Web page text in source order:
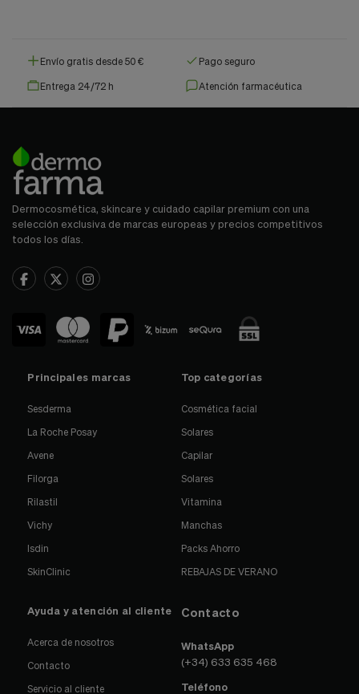
Envío gratis desde 50 € Pago seguro
Entrega 24/72 h Atención farmacéutica
Dermocosmética, skincare y cuidado capilar premium con una
selección exclusiva de marcas europeas y precios competitivos
todos los días.
Principales marcas
Sesderma
La Roche Posay
Avene
Filorga
Rilastil
Vichy
Isdin
SkinClinic
Top categorías
Cosmética facial
Solares
Capilar
Solares
Vitamina
Manchas
Packs Ahorro
REBAJAS DE VERANO
Ayuda y atención al cliente
Acerca de nosotros
Contacto
Servicio al cliente
Contacto
WhatsApp
(+34) 633 635 468
Teléfono